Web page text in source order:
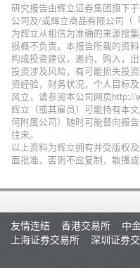
研究报告由辉立证券集团旗下
公司及/或辉立商品有限公司（
为辉立从相信为准确的来源搜
损概不负责。本报告所载的资
构成投资建议，邀约，购入，出
投资涉及风险，有可能损失投
资经验，财务状况，个人目标
风立，请参阅本公司网页http://
辉立（或其雇员）可能持有本
何附属公司）随时可能替向报
往来。
以上资料为辉立拥有并受版权
面批准，否则不应复制，散播或
友情连结
香港交易所 中
上海证券交易所
深圳证券